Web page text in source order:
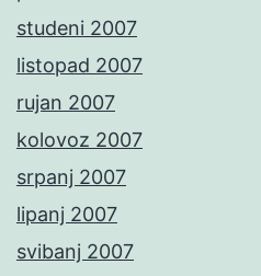
studeni 2007
listopad 2007
rujan 2007
kolovoz 2007
srpanj 2007
lipanj 2007
svibanj 2007